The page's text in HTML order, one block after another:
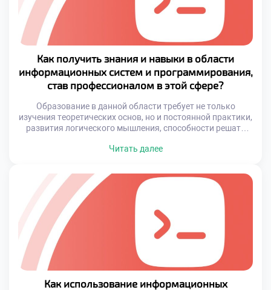
Как получить знания и навыки в области
информационных систем и программирования,
став профессионалом в этой сфере?
Образование в данной области требует не только
изучения теоретических основ, но и постоянной практики,
развития логического мышления, способности решать
среде. Успешный специалист — это не только
понимающий, как работают системы в целом, как
взаимодействуют компоненты между собой и как
обеспечивается безопасность […]
Читать далее
Как использование информационных